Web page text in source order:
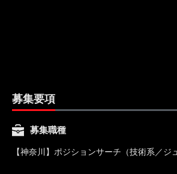
募集要項
募集職種
【神奈川】ポジションサーチ（技術系／